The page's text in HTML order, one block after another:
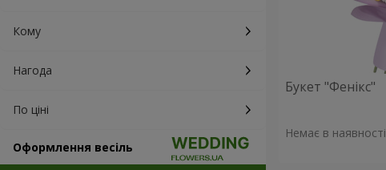
Кому
Нагода
По ціні
Оформлення весіль
Букет "Фенікс"
Немає в наявності